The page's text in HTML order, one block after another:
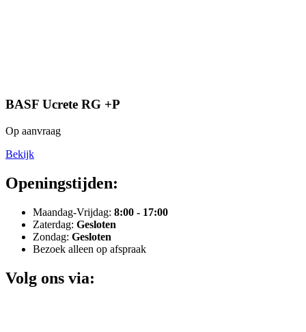
BASF Ucrete RG +P
Op aanvraag
Bekijk
Openingstijden:
Maandag-Vrijdag: 8:00 - 17:00
Zaterdag: Gesloten
Zondag: Gesloten
Bezoek alleen op afspraak
Volg ons via: